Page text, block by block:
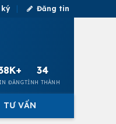
Đăng tin
ĐĂNG
34
TỈNH THÀNH
TƯ VẤN